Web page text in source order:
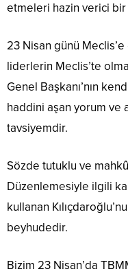
etmeleri hazin verici bir
23 Nisan günü
liderlerin Meclis’te
Genel Başkanı’nın
haddini aşan yorum ve
tavsiyemdir.
Sözde tutuklu ve
Düzenlemesiyle ilgili
kullanan
beyhudedir.
Bizim 23 Nisan’da